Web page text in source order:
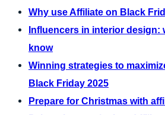
Why use Affiliate on Black
Influencers in interior design:
know
Winning strategies to
Black Friday 2025
Prepare for Christmas with